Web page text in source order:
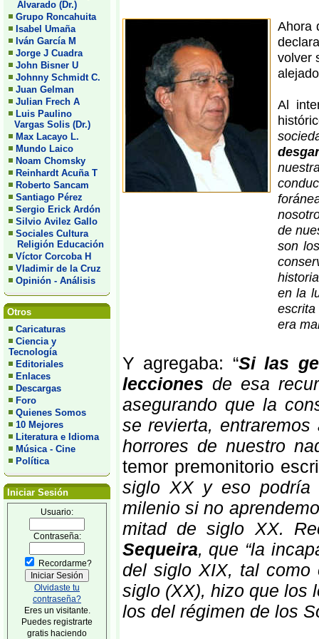
Alvarado (Dr.)
Grupo Roncahuita
Isabel Umaña
Iván García M
Jorge J Cuadra
John Bisner U
Johnny Schmidt C.
Juan Gelman
Julian Frech A
Luis Paulino
Vargas Solis (Dr.)
Max Lacayo L.
Mundo Laico
Noam Chomsky
Reinhardt Acuña T
Roberto Sancam
Santiago Pérez
Sergio Erick Ardón
Silvio Avilez Gallo
Sociales Cultura
Religión Educación
Víctor Corcoba H
Vladimir de la Cruz
Opinión - Análisis
Otros
Caricaturas
Ciencia y
Tecnología
Editoriales
Enlaces
Descargas
Foro
Quienes Somos
10 Mejores
Literatura e Idioma
Música - Cine
Política
Iniciar Sesión
Usuario:
Contraseña:
Recordarme?
Olvidaste tu
contraseña?
Eres un visitante.
Puedes registrarte
gratis haciendo
Ahora
volver
Al
de
son
en la
era
Y agregaba: “Si las
lecciones de esa
asegurando que la
se revierta,
horrores de nuestro
temor premonitorio
siglo XX y eso
milenio si no
mitad de siglo XX.
Sequeira, que “la
del siglo XIX, tal como
siglo (XX), hizo que los
los del régimen de los